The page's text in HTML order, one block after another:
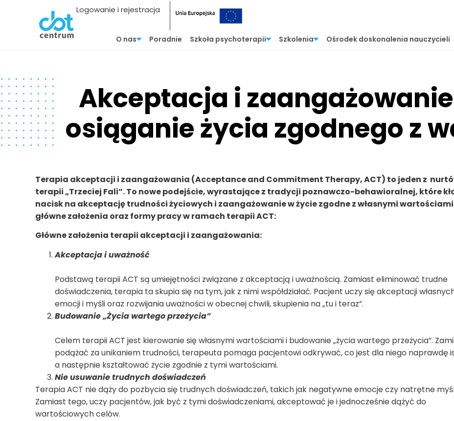
Logowanie i rejestracja
O nas Poradnie Szkoła psychoterapii Szkolenia Ośrodek doskonalenia nauczycieli
Akceptacja i
osiąganie życia zgodnego z
Terapia akceptacji i zaangażowania (Acceptance and Commitment Therapy, ACT) to jeden z
terapii „Trzeciej Fali”. To nowe podejście, wyrastające z tradycji poznawczo-behawioralnej, które
nacisk na akceptację trudności życiowych i zaangażowanie w życie zgodne z własnymi
główne założenia oraz formy pracy w ramach terapii ACT:
Główne założenia terapii akceptacji i zaangażowania:
Akceptacja i uważność
Podstawą terapii ACT są umiejętności związane z akceptacją i uważnością. Zamiast eliminować trudne
doświadczenia, terapia ta skupia się na tym, jak z nimi współdziałać. Pacjent uczy się akceptacji
emocji i myśli oraz rozwijania uważności w obecnej chwili, skupienia na „tu i teraz”.
Budowanie „Życia wartego przeżycia”
Celem terapii ACT jest kierowanie się własnymi wartościami i budowanie „życia wartego przeżycia”.
podążać za unikaniem trudności, terapeuta pomaga pacjentowi odkrywać, co jest dla niego naprawdę
a następnie kształtować życie zgodnie z tymi wartościami.
Nie usuwanie trudnych doświadczeń
Terapia ACT nie dąży do pozbycia się trudnych doświadczeń, takich jak negatywne emocje czy natrętne
Zamiast tego, uczy pacjentów, jak być z tymi doświadczeniami, akceptować je i jednocześnie dążyć do
wartościowych celów.